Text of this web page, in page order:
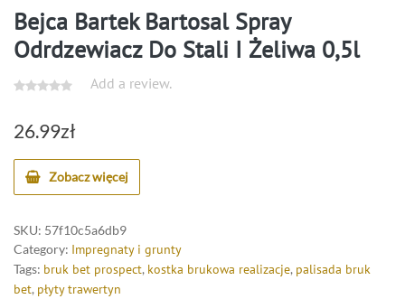
Bejca Bartek Bartosal Spray
Odrdzewiacz Do Stali I Żeliwa 0,5l
Add a review.
26.99zł
Zobacz więcej
SKU: 57f10c5a6db9
Category: Impregnaty i grunty
Tags: bruk bet prospect, kostka brukowa realizacje, palisada bruk
bet, płyty trawertyn